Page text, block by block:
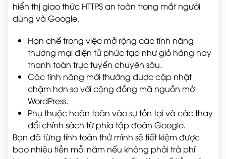
hiển thị giao thức HTTPS an toàn trong mắt người
dùng và Google.
Hạn chế trong việc mở rộng các tính năng
thương mại điện tử phức tạp như giỏ hàng hay
thanh toán trực tuyến chuyên sâu.
Các tính năng mới thường được cập nhật
chậm hơn so với cộng đồng mã nguồn mở
WordPress.
Phụ thuộc hoàn toàn vào sự tồn tại và các thay
đổi chính sách từ phía tập đoàn Google.
Bạn đã từng tính toán thử mình sẽ tiết kiệm được
bao nhiêu tiền mỗi năm nếu không phải trả phí